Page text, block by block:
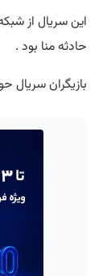
این سریال از
حادثه منا بود .
بازیگران سریال